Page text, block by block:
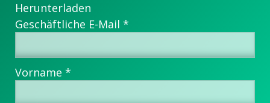
Herunterladen